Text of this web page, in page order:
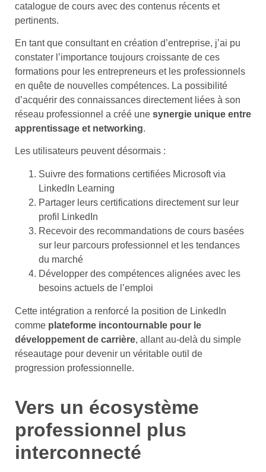
catalogue de cours avec des contenus récents et
pertinents.
En tant que consultant en création d’entreprise, j’ai pu
constater l’importance toujours croissante de ces
formations pour les entrepreneurs et les professionnels
en quête de nouvelles compétences. La possibilité
d’acquérir des connaissances directement liées à son
réseau professionnel a créé une synergie unique entre
apprentissage et networking.
Les utilisateurs peuvent désormais :
Suivre des formations certifiées Microsoft via
LinkedIn Learning
Partager leurs certifications directement sur leur
profil LinkedIn
Recevoir des recommandations de cours basées
sur leur parcours professionnel et les tendances
du marché
Développer des compétences alignées avec les
besoins actuels de l’emploi
Cette intégration a renforcé la position de LinkedIn
comme plateforme incontournable pour le
développement de carrière, allant au-delà du simple
réseautage pour devenir un véritable outil de
progression professionnelle.
Vers un écosystème
professionnel plus
interconnecté